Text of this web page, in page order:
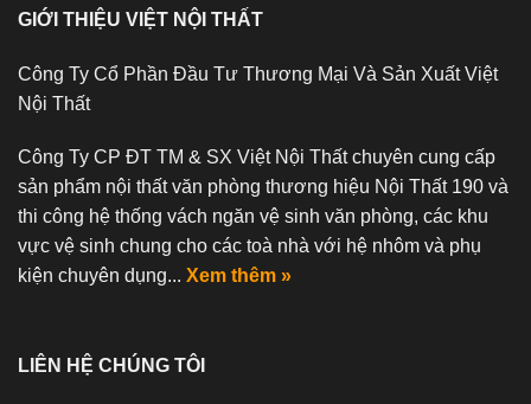
GIỚI THIỆU VIỆT NỘI THẤT
Công Ty Cổ Phần Đầu Tư Thương Mại Và Sản Xuất Việt
Nội Thất
Công Ty CP ĐT TM & SX Việt Nội Thất chuyên cung cấp
sản phẩm nội thất văn phòng thương hiệu Nội Thất 190 và
thi công hệ thống vách ngăn vệ sinh văn phòng, các khu
vực vệ sinh chung cho các toà nhà với hệ nhôm và phụ
kiện chuyên dụng... Xem thêm »
LIÊN HỆ CHÚNG TÔI